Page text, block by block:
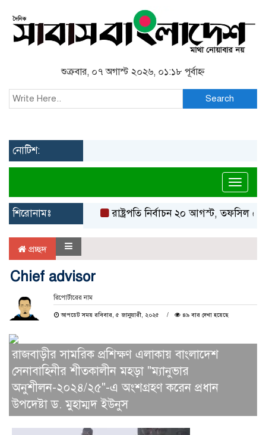
শুক্রবার, ০৭ অগাস্ট ২০২৬, ০১:১৮ পূর্বাহ্ন
Search
নোটিশ:
শিরোনামঃ রাষ্ট্রপতি নির্বাচন ২০ আগস্ট, তফসিল
প্রচ্ছদ
Chief advisor
রিপোর্টারের নাম
আপডেট সময় রবিবার, ৫ জানুয়ারী, ২০২৫ ৪৯ বার দেখা হয়েছে
রাজবাড়ীর সামরিক প্রশিক্ষণ এলাকায় বাংলাদেশ
সেনাবাহিনীর শীতকালীন মহড়া "ম্যানুভার
অনুশীলন-২০২৪/২৫"-এ অংশগ্রহণ করেন প্রধান
উপদেষ্টা ড. মুহাম্মদ ইউনুস